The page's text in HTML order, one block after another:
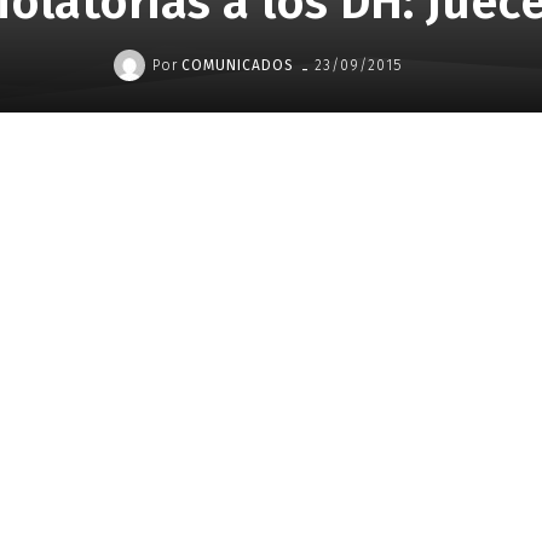
Por COMUNICADOS - 23/09/2015